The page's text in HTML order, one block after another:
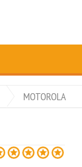
MOTOROLA